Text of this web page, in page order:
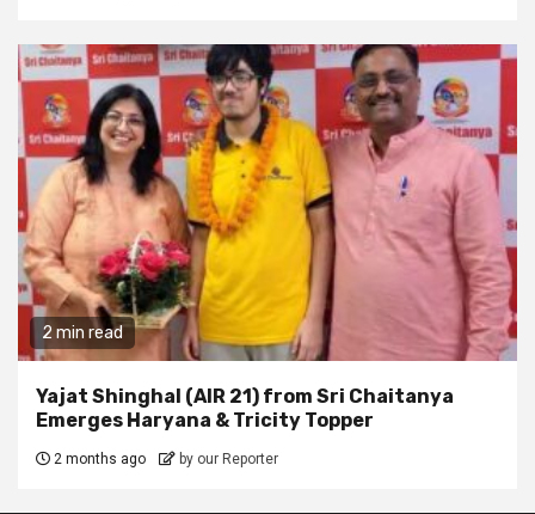
2 min read
Yajat Shinghal (AIR 21) from Sri Chaitanya
Emerges Haryana & Tricity Topper
2 months ago by our Reporter